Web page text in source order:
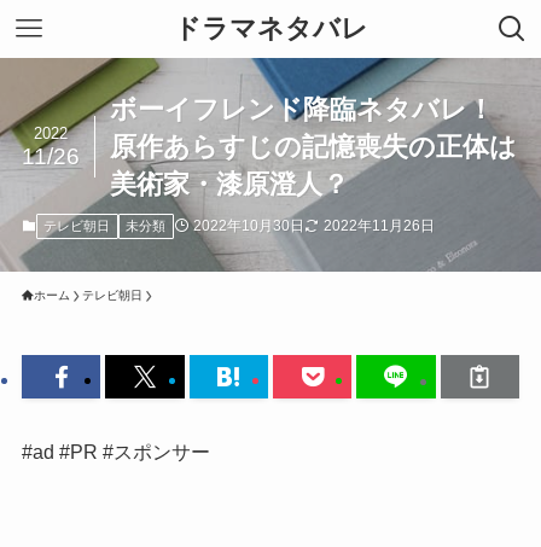
ドラマネタバレ
ボーイフレンド降臨ネタバレ！
原作あらすじの記憶喪失の正体は
美術家・漆原澄人？
2022
11/26
テレビ朝日 未分類 2022年10月30日 2022年11月26日
ホーム テレビ朝日
#ad #PR #スポンサー